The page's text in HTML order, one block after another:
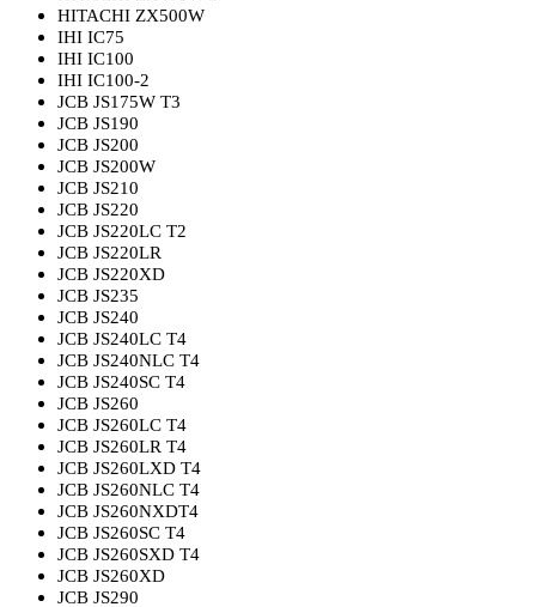
HITACHI ZX500W
IHI IC75
IHI IC100
IHI IC100-2
JCB JS175W T3
JCB JS190
JCB JS200
JCB JS200W
JCB JS210
JCB JS220
JCB JS220LC T2
JCB JS220LR
JCB JS220XD
JCB JS235
JCB JS240
JCB JS240LC T4
JCB JS240NLC T4
JCB JS240SC T4
JCB JS260
JCB JS260LC T4
JCB JS260LR T4
JCB JS260LXD T4
JCB JS260NLC T4
JCB JS260NXDT4
JCB JS260SC T4
JCB JS260SXD T4
JCB JS260XD
JCB JS290